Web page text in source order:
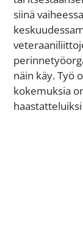
siinä
näin käy. Työ
kokemuksia